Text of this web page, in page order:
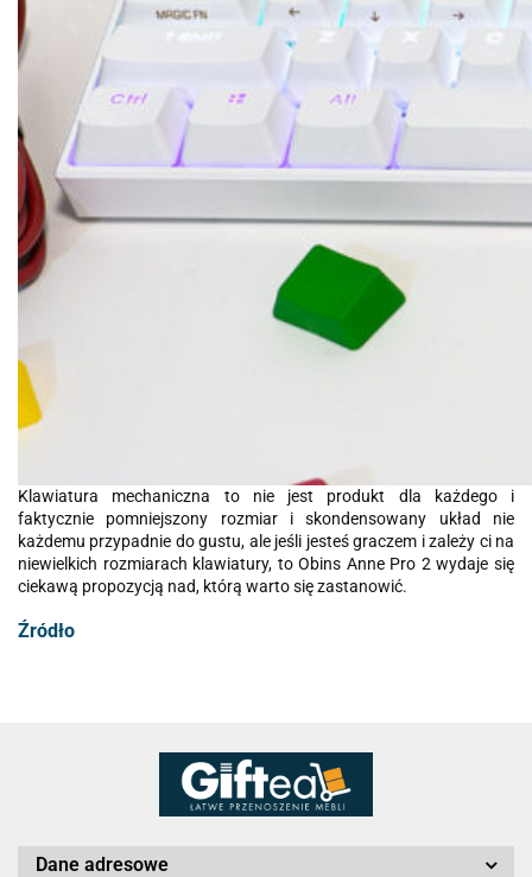
Klawiatura mechaniczna to nie jest produkt dla każdego i
faktycznie pomniejszony rozmiar i skondensowany układ nie
każdemu przypadnie do gustu, ale jeśli jesteś graczem i zależy ci na
niewielkich rozmiarach klawiatury, to Obins Anne Pro 2 wydaje się
ciekawą propozycją nad, którą warto się zastanowić.
Źródło
Dane adresowe